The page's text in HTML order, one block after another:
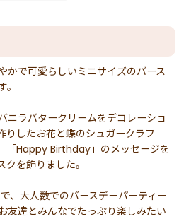
かで可愛らしいミニサイズのバース
ニラバタークリームをデコレーショ
りしたお花と蝶のシュガークラフ
「Happy Birthday」のメッセージを
を飾りました。
、大人数でのバースデーパーティー
友達とみんなでたっぷり楽しみたい